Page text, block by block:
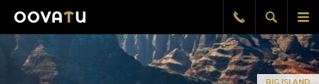
le
Afficher
la
Rappel
gratuit